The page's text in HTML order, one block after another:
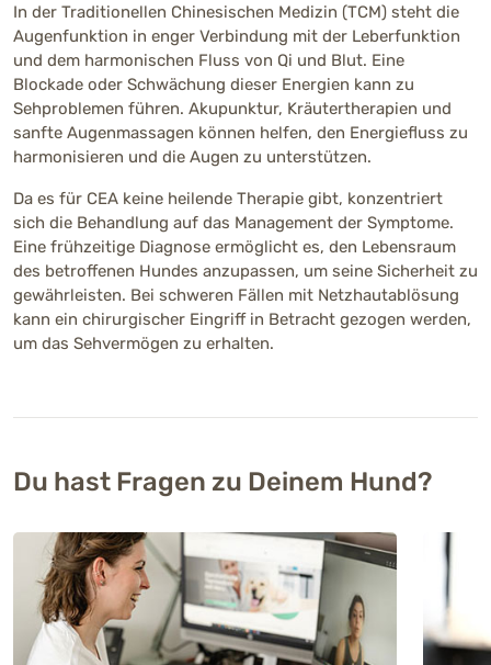
In der Traditionellen Chinesischen Medizin (TCM) steht die
Augenfunktion in enger Verbindung mit der Leberfunktion
und dem harmonischen Fluss von Qi und Blut. Eine
Blockade oder Schwächung dieser Energien kann zu
Sehproblemen führen. Akupunktur, Kräutertherapien und
sanfte Augenmassagen können helfen, den Energiefluss zu
harmonisieren und die Augen zu unterstützen.
Da es für CEA keine heilende Therapie gibt, konzentriert
sich die Behandlung auf das Management der Symptome.
Eine frühzeitige Diagnose ermöglicht es, den Lebensraum
des betroffenen Hundes anzupassen, um seine Sicherheit zu
gewährleisten. Bei schweren Fällen mit Netzhautablösung
kann ein chirurgischer Eingriff in Betracht gezogen werden,
um das Sehvermögen zu erhalten.
Du hast Fragen zu Deinem Hund?